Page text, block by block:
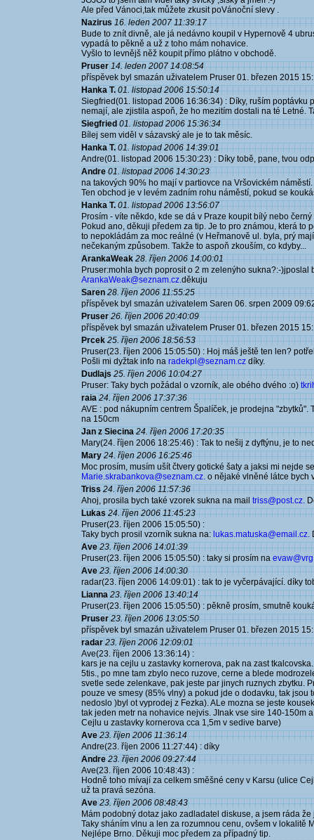
Ale před Vánoci,tak můžete zkusit poVánoční slevy .
Nazirus 16. leden 2007 11:39:17
Bude to znít divně, ale já nedávno koupil v Hypernově 4
vypadá to pěkně a už z toho mám nohavice.
Vyšlo to levnějš něž koupit přímo plátno v obchodě.
Pruser 14. leden 2007 14:08:54
příspěvek byl smazán uživatelem Pruser 01. březen 2015
Hanka T. 01. listopad 2006 15:50:14
Siegfried(01. listopad 2006 16:36:34) : Díky, ruším poptávku
nemají, ale zjistila aspoň, že ho mezitím dostali na té Letné.
Siegfried 01. listopad 2006 15:36:34
Bílej sem viděl v sázavský ale je to tak měsíc.
Hanka T. 01. listopad 2006 14:39:01
Andre(01. listopad 2006 15:30:23) : Díky tobě, pane, tvou
Andre 01. listopad 2006 14:30:23
na takových 90% ho mají v partiovce na Vršovickém
Ten obchod je v levém zadním rohu náměstí, pokud se
Hanka T. 01. listopad 2006 13:56:07
Prosím - víte někdo, kde se dá v Praze koupit bílý nebo
Pokud ano, děkuji předem za tip. Je to pro známou, která to
to nepokládám za moc reálné (v Heřmanově ul. byla, prý
nečekaným způsobem. Takže to aspoň zkouším, co kdyby...
ArankaWeak 28. říjen 2006 14:00:01
Pruser:mohla bych poprosit o 2 m zelenýho sukna?:-)jposlal
ArankaWeak@seznam.cz.děkuju
Saren 28. říjen 2006 11:55:25
příspěvek byl smazán użivatelem Saren 06. srpen 2009
Pruser 26. říjen 2006 20:40:09
příspěvek byl smazán uživatelem Pruser 01. březen 2015
Prcek 25. říjen 2006 18:56:53
Pruser(23. říjen 2006 15:05:50) : Hoj máš ještě ten len?
Pošli mi dyžtak info na radekpl@seznam.cz díky.
Dudlajs 25. říjen 2006 10:04:27
Pruser: Taky bych požádal o vzorník, ale obého dvého :o)
raia 24. říjen 2006 17:37:36
AVE : pod nákupním centrem Špalíček, je prodejna
na 150cm
Jan z Siecina 24. říjen 2006 17:20:35
Mary(24. říjen 2006 18:25:46) : Tak to nešij z dyftýnu, je to
Mary 24. říjen 2006 16:25:46
Moc prosím, musím ušít čtvery gotické šaty a jaksi mi nejde
Marie.skrabankova@seznam.cz. o nějaké vlněné látce bych
Triss 24. říjen 2006 11:57:36
Ahoj, prosila bych také vzorek sukna na mail triss@post.cz.
Lukas 24. říjen 2006 11:45:23
Pruser(23. říjen 2006 15:05:50) :
Taky bych prosil vzorník sukna na: lukas.matuska@email.cz.
Ave 23. říjen 2006 14:01:39
Pruser(23. říjen 2006 15:05:50) : taky si prosím na
Ave 23. říjen 2006 14:00:30
radar(23. říjen 2006 14:09:01) : tak to je vyčerpávající. díky
Lianna 23. říjen 2006 13:40:14
Pruser(23. říjen 2006 15:05:50) : pěkně prosím, smutně
Pruser 23. říjen 2006 13:05:50
příspěvek byl smazán uživatelem Pruser 01. březen 2015
radar 23. říjen 2006 12:09:01
Ave(23. říjen 2006 13:36:14) :
kars je na cejlu u zastavky kornerova, pak na zast
5tis., po mne tam zbylo neco ruzove, cerne a blede
svetle sede zelenkave, pak jeste par jinych ruznych zbytku.
pouze ve smesy (85% vlny) a pokud jde o dodavku, tak jsou
nedoslo )byl ot vyprodej z Fezka). ALe mozna se jeste
tak jeden metr na nohavice nejvis. JInak vse sire 140-150m
Cejlu u zastavky kornerova cca 1,5m v sedive barve)
Ave 23. říjen 2006 11:36:14
Andre(23. říjen 2006 11:27:44) : díky
Andre 23. říjen 2006 09:27:44
Ave(23. říjen 2006 10:48:43) :
Hodně toho mívají za celkem směšné ceny v Karsu (ulice
už ta pravá sezóna.
Ave 23. říjen 2006 08:48:43
Mám podobný dotaz jako zadladatel diskuse, a jsem ráda že
Taky sháním vlnu a len za rozumnou cenu, ovšem v lokalitě
Nejlépe Brno. Děkuji moc předem za případný tip.